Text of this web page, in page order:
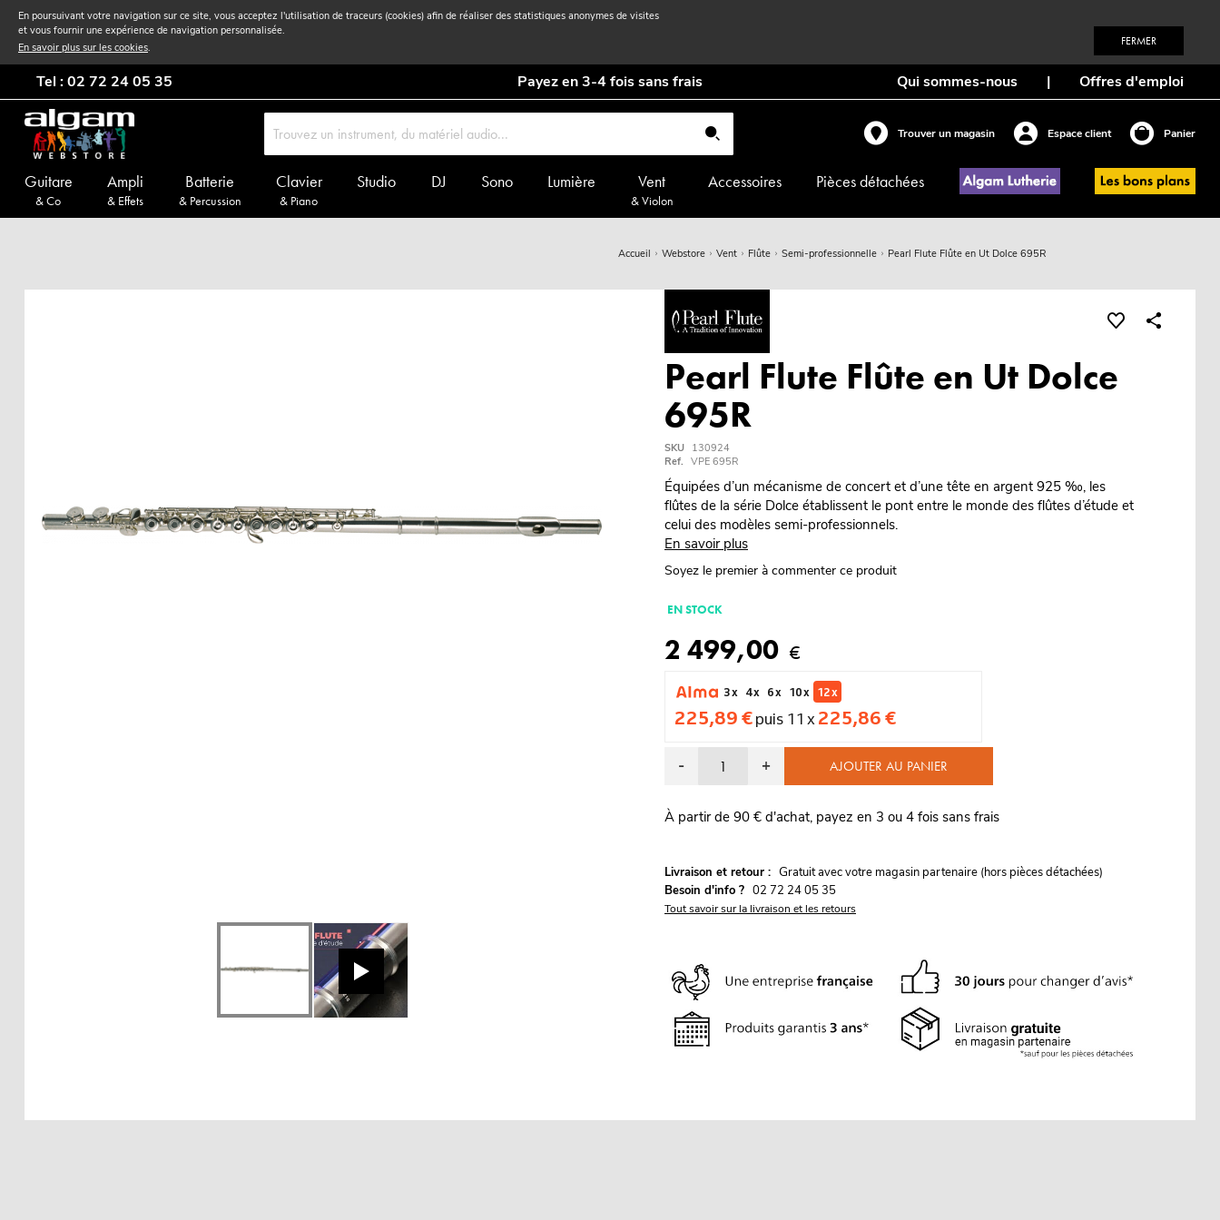
En poursuivant votre navigation sur ce site, vous acceptez l'utilisation de traceurs (cookies) afin de réaliser des statistiques anonymes de visites
et vous fournir une expérience de navigation personnalisée.
En savoir plus sur les cookies. FERMER
Tel : 02 72 24 05 35 Payez en 3-4 fois sans frais Qui sommes-nous | Offres d'emploi
Trouver un magasin Espace client Panier
Guitare
& Co
Ampli
& Effets
Batterie
& Percussion
Clavier
& Piano
Studio DJ Sono Lumière Vent
& Violon
Accessoires Pièces détachées
Accueil Webstore Vent Flûte Semi-professionnelle Pearl Flute Flûte en Ut Dolce 695R
Pearl Flute Flûte en Ut Dolce
695R
SKU 130924
Ref. VPE 695R
Équipées d’un mécanisme de concert et d’une tête en argent 925 ‰, les
flûtes de la série Dolce établissent le pont entre le monde des flûtes d’étude et
celui des modèles semi-professionnels.
En savoir plus
Soyez le premier à commenter ce produit
EN STOCK
2 499,00 €
3 x 4 x 6 x 10 x 12 x
225,89 €puis 11 x 225,86 €
- + AJOUTER AU PANIER
À partir de 90 € d'achat, payez en 3 ou 4 fois sans frais
Livraison et retour : Gratuit avec votre magasin partenaire (hors pièces détachées)
Besoin d'info ? 02 72 24 05 35
Tout savoir sur la livraison et les retours